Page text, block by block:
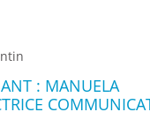
: MANUELA